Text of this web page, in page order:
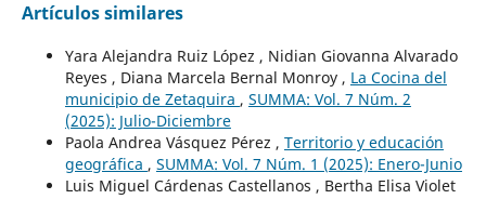
Artículos similares
Yara Alejandra Ruiz López , Nidian Giovanna Alvarado
Reyes , Diana Marcela Bernal Monroy , La Cocina del
municipio de Zetaquira , SUMMA: Vol. 7 Núm. 2
(2025): Julio-Diciembre
Paola Andrea Vásquez Pérez , Territorio y educación
geográfica , SUMMA: Vol. 7 Núm. 1 (2025): Enero-Junio
Luis Miguel Cárdenas Castellanos , Bertha Elisa Violet